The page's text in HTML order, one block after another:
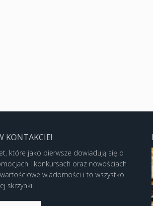
KONTAKCIE!
które jako pierwsze dowiadują się o
i konkursach oraz nowościach
wiadomości i to wszystko
skrzynki!